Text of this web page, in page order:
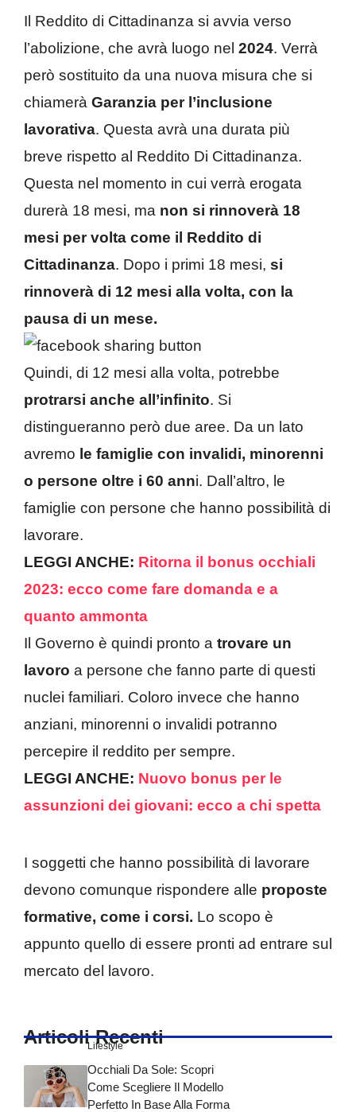
Il Reddito di Cittadinanza si avvia verso
l’abolizione, che avrà luogo nel 2024. Verrà
però sostituito da una nuova misura che si
chiamerà Garanzia per l’inclusione
lavorativa. Questa avrà una durata più
breve rispetto al Reddito Di Cittadinanza.
Questa nel momento in cui verrà erogata
durerà 18 mesi, ma non si rinnoverà 18
mesi per volta come il Reddito di
Cittadinanza. Dopo i primi 18 mesi, si
rinnoverà di 12 mesi alla volta, con la
pausa di un mese.
Quindi, di 12 mesi alla volta, potrebbe
protrarsi anche all’infinito. Si
distingueranno però due aree. Da un lato
avremo le famiglie con invalidi, minorenni
o persone oltre i 60 anni. Dall’altro, le
famiglie con persone che hanno possibilità di
lavorare.
LEGGI ANCHE: Ritorna il bonus occhiali
2023: ecco come fare domanda e a
quanto ammonta
Il Governo è quindi pronto a trovare un
lavoro a persone che fanno parte di questi
nuclei familiari. Coloro invece che hanno
anziani, minorenni o invalidi potranno
percepire il reddito per sempre.
LEGGI ANCHE: Nuovo bonus per le
assunzioni dei giovani: ecco a chi spetta
I soggetti che hanno possibilità di lavorare
devono comunque rispondere alle proposte
formative, come i corsi. Lo scopo è
appunto quello di essere pronti ad entrare sul
mercato del lavoro.
Articoli Recenti
Lifestyle
Occhiali Da Sole: Scopri
Come Scegliere Il Modello
Perfetto In Base Alla Forma